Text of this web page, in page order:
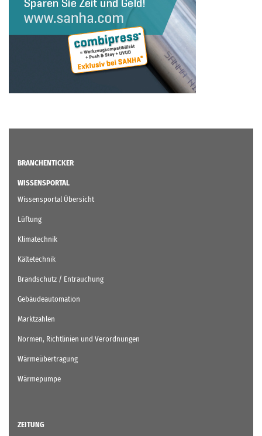
BRANCHENTICKER
WISSENSPORTAL
Wissensportal Übersicht
Lüftung
Klimatechnik
Kältetechnik
Brandschutz / Entrauchung
Gebäudeautomation
Marktzahlen
Normen, Richtlinien und Verordnungen
Wärmeübertragung
Wärmepumpe
ZEITUNG